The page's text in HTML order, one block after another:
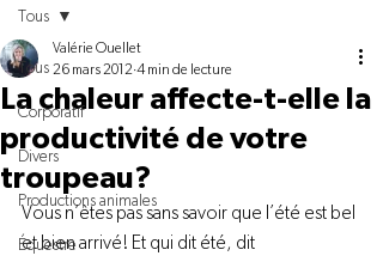
Tous
Corporatif
Divers
Productions animales
Équestre
Tous
La chaleur affecte-t-elle la
productivité de votre
troupeau?
Valérie Ouellet
26 mars 2012 4 min de lecture
Vous n’êtes pas sans savoir que l’été est bel
et bien arrivé! Et qui dit été, dit